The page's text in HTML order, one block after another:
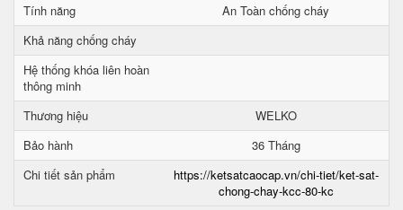
Tính năng
An Toàn chống cháy
Khả năng chống cháy
Hệ thống khóa liên hoàn
thông minh
Thương hiệu
WELKO
Bảo hành
36 Tháng
Chi tiết sản phẩm
https://ketsatcaocap.vn/chi-tiet/ket-sat-
chong-chay-kcc-80-kc